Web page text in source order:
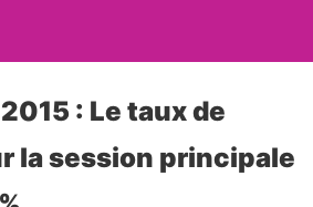
: Le taux de
la session principale